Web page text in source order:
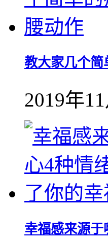
教大家几个简
2019年
幸福感来源